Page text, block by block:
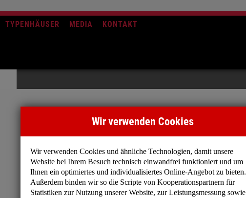
TYPENHÄUSER MEDIA KONTAKT
Belgien
Griechenland
Litauen
Portugal
Wir verwenden Cookies
Wir verwenden Cookies und ähnliche Technologien, damit unsere
Website bei Ihrem Besuch technisch einwandfrei funktioniert und um
Ihnen ein optimiertes und individualisiertes Online-Angebot zu bieten.
Außerdem binden wir so die Scripte von Kooperationspartnern für
Statistiken zur Nutzung unserer Website, zur Leistungsmessung sowie